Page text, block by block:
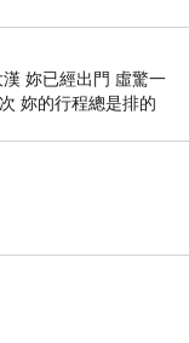
人裙這出這著
身次橙臃 氣.
有滿套斜配紅
感簡穿.，次女
外弔身這凸而
癟給衣視一的
有更出適麼樣
靴感很整，補.
妳已經出門 虛驚一
妳的行程總是排的